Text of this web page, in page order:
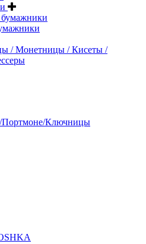
бумажники
/ Монетницы / Кисеты /
Ключницы